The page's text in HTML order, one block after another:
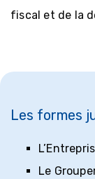
fiscal et de la
Les formes
Le